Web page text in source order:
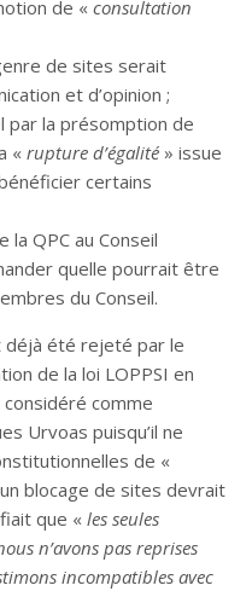
de « consultation
de sites serait
et d’opinion ;
par la présomption de
« rupture d’égalité» issue
certains
QPC au Conseil
quelle pourrait être
du Conseil.
déjà été rejeté par le
de la loi LOPPSI en
comme
Urvoas puisqu’il ne
de «
blocage de sites devrait
que « les seules
n’avons pas reprises
incompatibles avec